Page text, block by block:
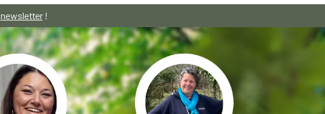
newsletter!